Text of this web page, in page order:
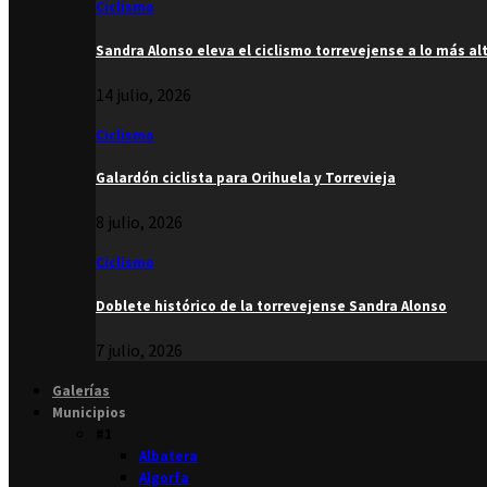
Ciclismo
Sandra Alonso eleva el ciclismo torrevejense a lo más
14 julio, 2026
Ciclismo
Galardón ciclista para Orihuela y Torrevieja
8 julio, 2026
Ciclismo
Doblete histórico de la torrevejense Sandra Alonso
7 julio, 2026
Galerías
Municipios
Albatera
Algorfa